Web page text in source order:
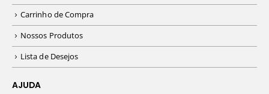
Carrinho de Compra
Nossos Produtos
Lista de Desejos
AJUDA